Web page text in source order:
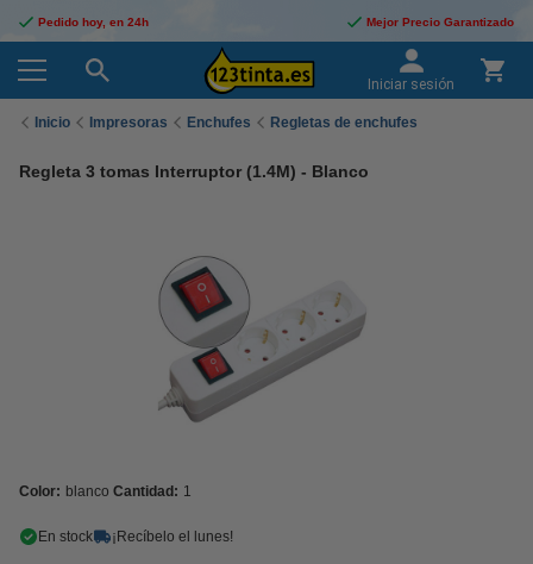
Pedido hoy, en 24h Mejor Precio Garantizado
Iniciar sesión
Inicio Impresoras Enchufes Regletas de enchufes
Regleta 3 tomas Interruptor (1.4M) - Blanco
Color: blanco Cantidad: 1
En stock ¡Recíbelo el lunes!